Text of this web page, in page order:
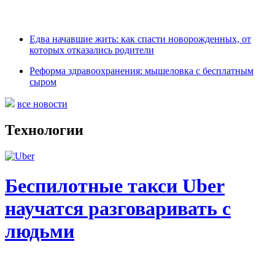
Едва начавшие жить: как спасти новорожденных, от
которых отказались родители
Реформа здравоохранения: мышеловка с бесплатным
сыром
все новости
Технологии
Беспилотные такси Uber
научатся разговаривать с
людьми